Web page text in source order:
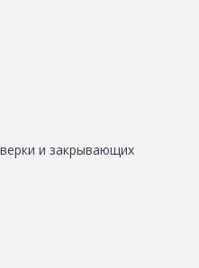
и закрывающих